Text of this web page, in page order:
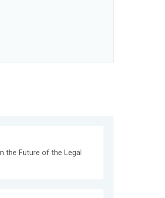
the Future of the Legal